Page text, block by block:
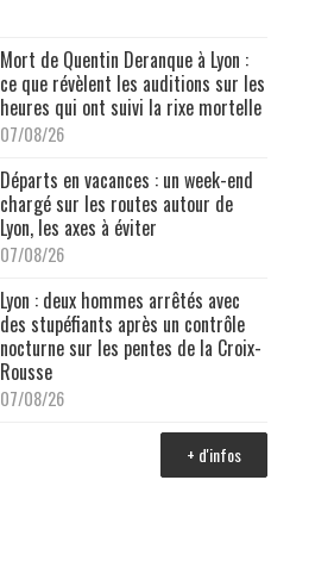
Mort de Quentin Deranque à Lyon :
ce que révèlent les auditions sur les
heures qui ont suivi la rixe mortelle
07/08/26
Départs en vacances : un week-end
chargé sur les routes autour de
Lyon, les axes à éviter
07/08/26
Lyon : deux hommes arrêtés avec
des stupéfiants après un contrôle
nocturne sur les pentes de la Croix-
Rousse
07/08/26
+ d'infos